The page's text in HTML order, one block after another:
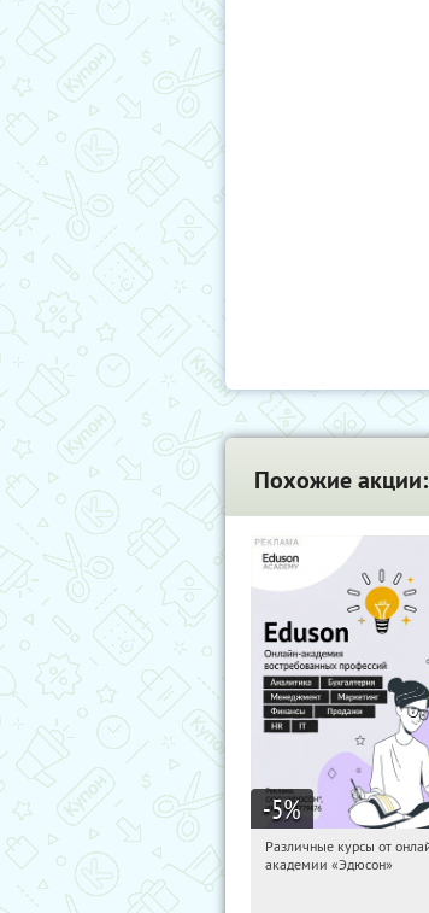
Похожие акции:
-5%
09:14:10
Различные курсы от
академии «Эдюсон»